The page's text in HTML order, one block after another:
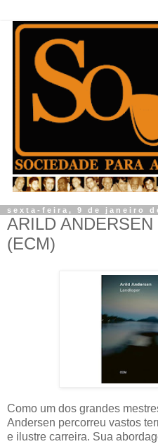
sexta-feira, 9 de janeiro
ARILD
(ECM)
Como um dos grandes
Andersen percorreu vastos
e ilustre carreira. Sua